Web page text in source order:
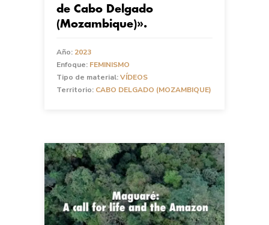
de Cabo Delgado
(Mozambique)».
Año: 2023
Enfoque: FEMINISMO
Tipo de material:VÍDEOS
Territorio: CABO DELGADO (MOZAMBIQUE)